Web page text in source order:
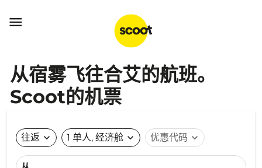

从宿雾飞往合艾的航班。
Scoot的机票
往返 expand_more 1 单人, 经济舱 expand_more 优惠代码 expand_more